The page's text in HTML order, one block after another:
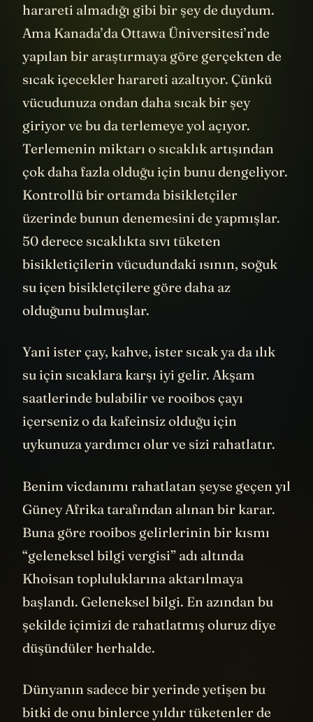
harareti almadığı gibi bir şey de duydum.
Ama Kanada’da Ottawa Üniversitesi’nde
yapılan bir araştırmaya göre gerçekten de
sıcak içecekler harareti azaltıyor. Çünkü
vücudunuza ondan daha sıcak bir şey
giriyor ve bu da terlemeye yol açıyor.
Terlemenin miktarı o sıcaklık artışından
çok daha fazla olduğu için bunu dengeliyor.
Kontrollü bir ortamda bisikletçiler
üzerinde bunun denemesini de yapmışlar.
50 derece sıcaklıkta sıvı tüketen
bisikletiçilerin vücudundaki ısının, soğuk
su içen bisikletçilere göre daha az
olduğunu bulmuşlar.
Yani ister çay, kahve, ister sıcak ya da ılık
su için sıcaklara karşı iyi gelir. Akşam
saatlerinde bulabilir ve rooibos çayı
içerseniz o da kafeinsiz olduğu için
uykunuza yardımcı olur ve sizi rahatlatır.
Benim vicdanımı rahatlatan şeyse geçen yıl
Güney Afrika tarafından alınan bir karar.
Buna göre rooibos gelirlerinin bir kısmı
“geleneksel bilgi vergisi” adı altında
Khoisan topluluklarına aktarılmaya
başlandı. Geleneksel bilgi. En azından bu
şekilde içimizi de rahatlatmış oluruz diye
düşündüler herhalde.
Dünyanın sadece bir yerinde yetişen bu
bitki de onu binlerce yıldır tüketenler de